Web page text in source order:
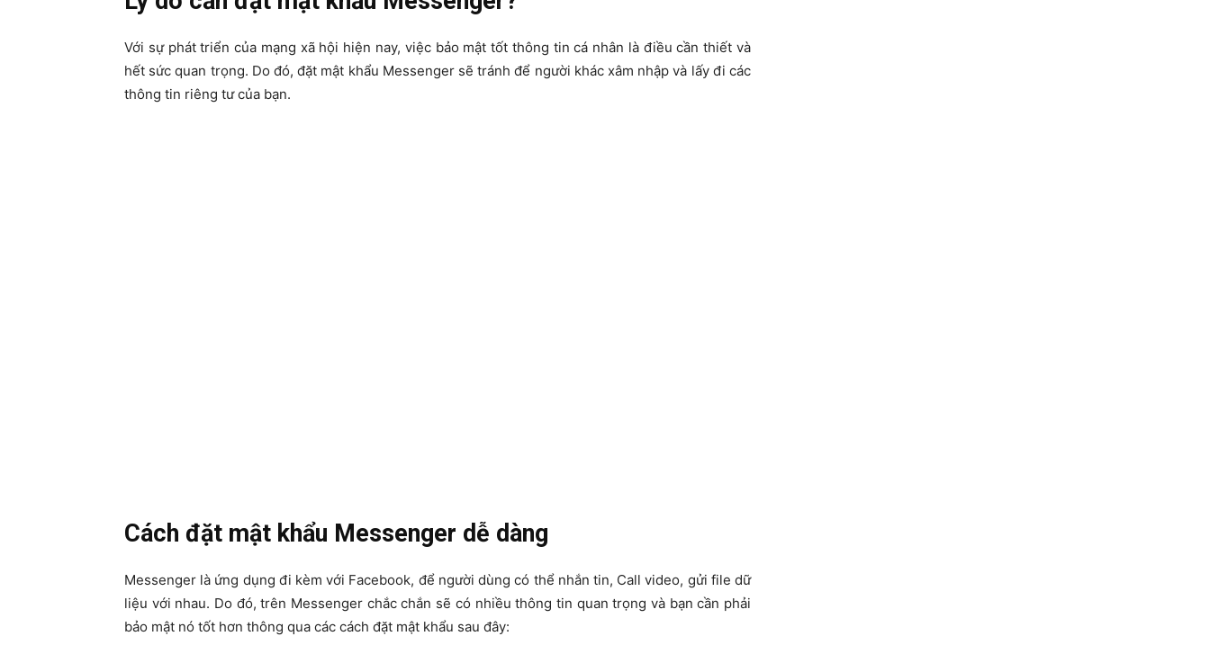
Với sự phát triển của mạng xã hội hiện nay, việc bảo mật tốt thông tin cá nhân là điều cần thiết và
hết sức quan trọng. Do đó, đặt mật khẩu Messenger sẽ tránh để người khác xâm nhập và lấy đi các
thông tin riêng tư của bạn.
Cách đặt mật khẩu Messenger dễ dàng
Messenger là ứng dụng đi kèm với Facebook, để người dùng có thể nhắn tin, Call video, gửi file dữ
liệu với nhau. Do đó, trên Messenger chắc chắn sẽ có nhiều thông tin quan trọng và bạn cần phải
bảo mật nó tốt hơn thông qua các cách đặt mật khẩu sau đây: